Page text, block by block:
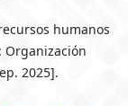
humanos
Organización
2025].